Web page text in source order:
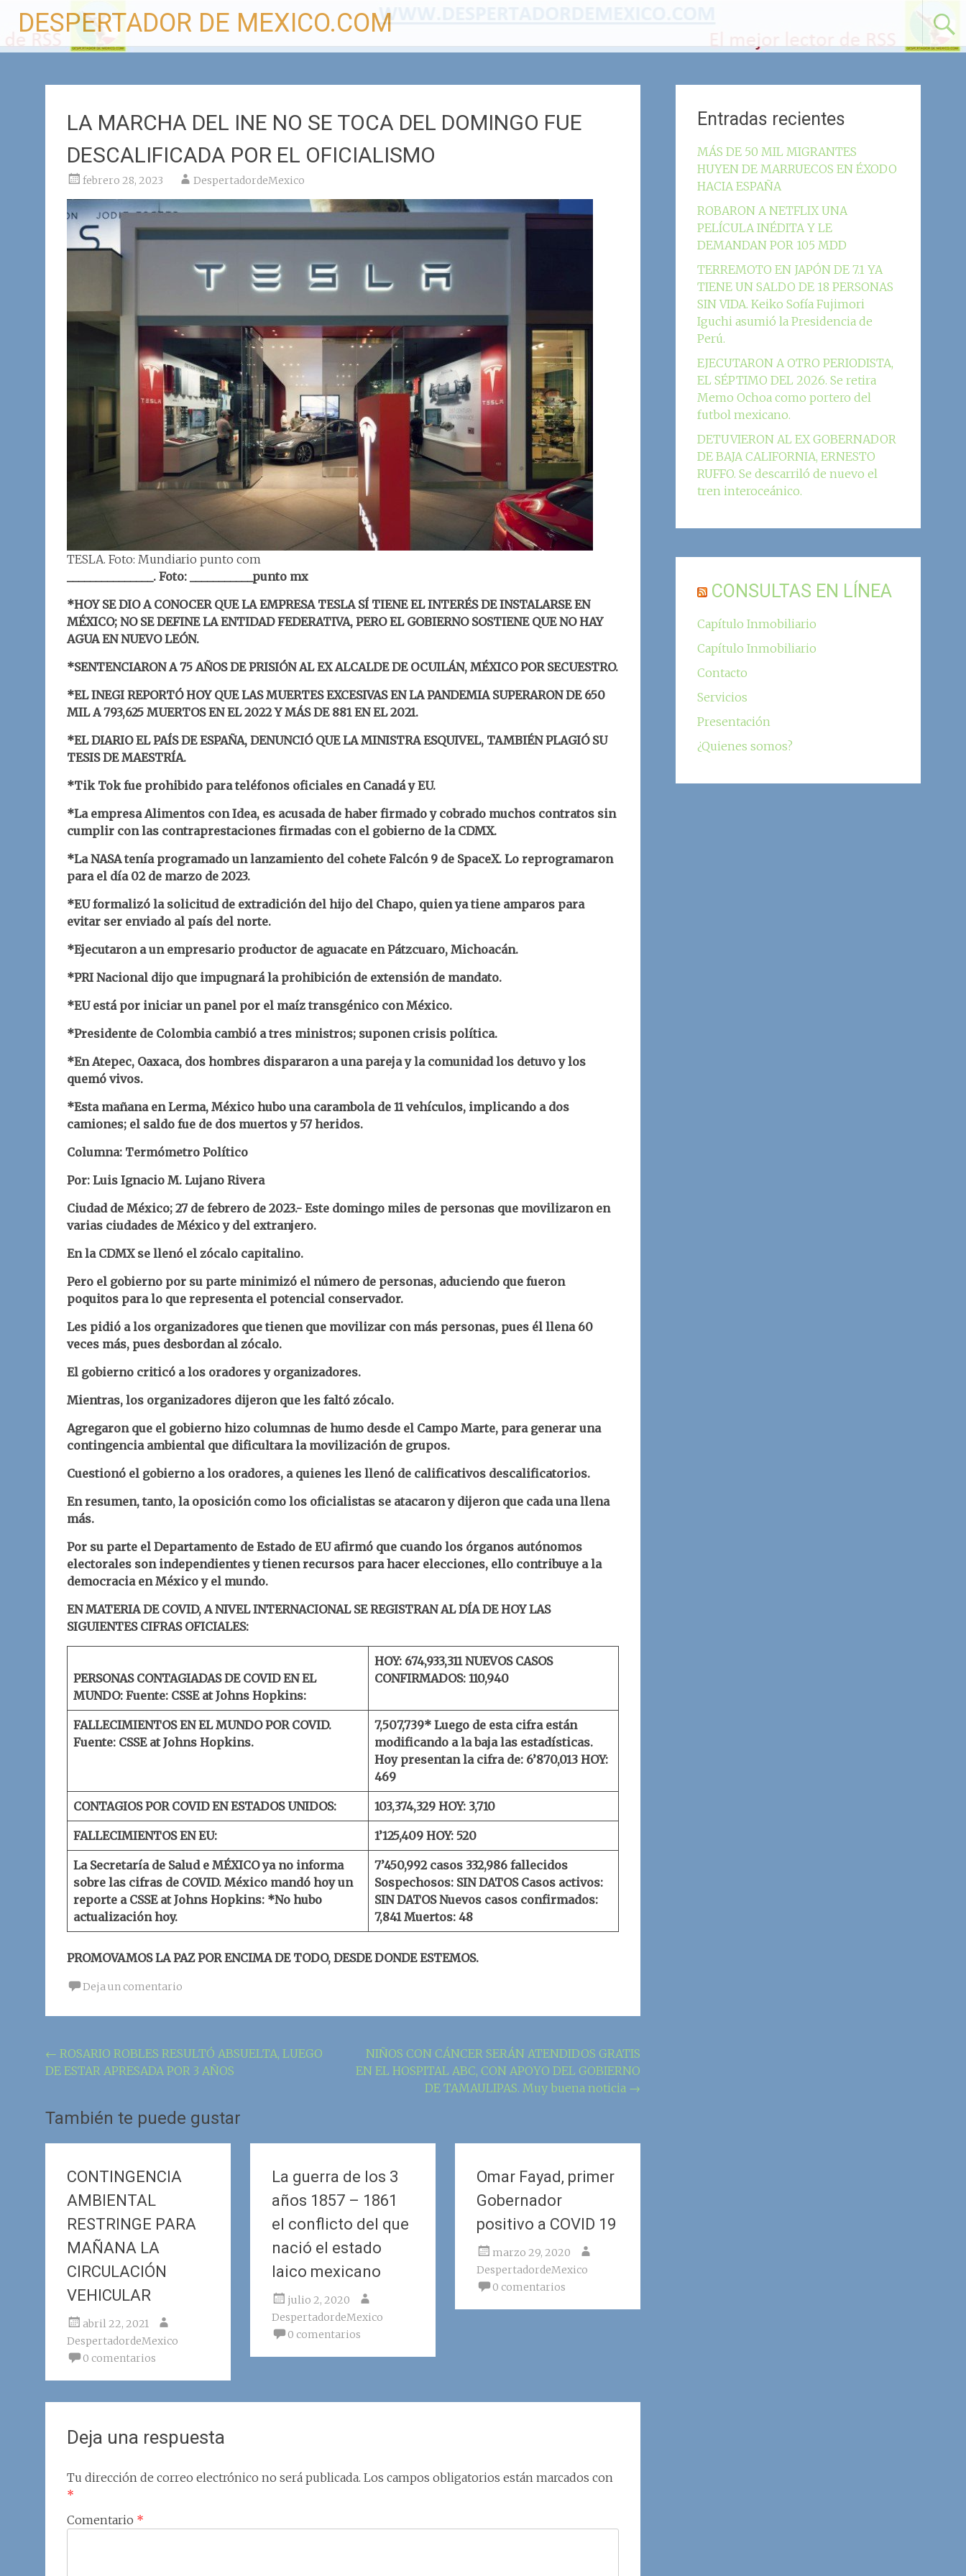
contenido
DESPERTADOR DE MEXICO.COM
LA MARCHA DEL INE NO SE TOCA DEL DOMINGO FUE
DESCALIFICADA POR EL OFICIALISMO
febrero 28, 2023 DespertadordeMexico
TESLA. Foto: Mundiario punto com
_______________. Foto: ___________punto mx
*HOY SE DIO A CONOCER QUE LA EMPRESA TESLA SÍ TIENE EL INTERÉS DE INSTALARSE EN
MÉXICO; NO SE DEFINE LA ENTIDAD FEDERATIVA, PERO EL GOBIERNO SOSTIENE QUE NO HAY
AGUA EN NUEVO LEÓN.
*SENTENCIARON A 75 AÑOS DE PRISIÓN AL EX ALCALDE DE OCUILÁN, MÉXICO POR SECUESTRO.
*EL INEGI REPORTÓ HOY QUE LAS MUERTES EXCESIVAS EN LA PANDEMIA SUPERARON DE 650
MIL A 793,625 MUERTOS EN EL 2022 Y MÁS DE 881 EN EL 2021.
*EL DIARIO EL PAÍS DE ESPAÑA, DENUNCIÓ QUE LA MINISTRA ESQUIVEL, TAMBIÉN PLAGIÓ SU
TESIS DE MAESTRÍA.
*Tik Tok fue prohibido para teléfonos oficiales en Canadá y EU.
*La empresa Alimentos con Idea, es acusada de haber firmado y cobrado muchos contratos sin
cumplir con las contraprestaciones firmadas con el gobierno de la CDMX.
*La NASA tenía programado un lanzamiento del cohete Falcón 9 de SpaceX. Lo reprogramaron
para el día 02 de marzo de 2023.
*EU formalizó la solicitud de extradición del hijo del Chapo, quien ya tiene amparos para
evitar ser enviado al país del norte.
*Ejecutaron a un empresario productor de aguacate en Pátzcuaro, Michoacán.
*PRI Nacional dijo que impugnará la prohibición de extensión de mandato.
*EU está por iniciar un panel por el maíz transgénico con México.
*Presidente de Colombia cambió a tres ministros; suponen crisis política.
*En Atepec, Oaxaca, dos hombres dispararon a una pareja y la comunidad los detuvo y los
quemó vivos.
*Esta mañana en Lerma, México hubo una carambola de 11 vehículos, implicando a dos
camiones; el saldo fue de dos muertos y 57 heridos.
Columna: Termómetro Político
Por: Luis Ignacio M. Lujano Rivera
Ciudad de México; 27 de febrero de 2023.- Este domingo miles de personas que movilizaron en
varias ciudades de México y del extranjero.
En la CDMX se llenó el zócalo capitalino.
Pero el gobierno por su parte minimizó el número de personas, aduciendo que fueron
poquitos para lo que representa el potencial conservador.
Les pidió a los organizadores que tienen que movilizar con más personas, pues él llena 60
veces más, pues desbordan al zócalo.
El gobierno criticó a los oradores y organizadores.
Mientras, los organizadores dijeron que les faltó zócalo.
Agregaron que el gobierno hizo columnas de humo desde el Campo Marte, para generar una
contingencia ambiental que dificultara la movilización de grupos.
Cuestionó el gobierno a los oradores, a quienes les llenó de calificativos descalificatorios.
En resumen, tanto, la oposición como los oficialistas se atacaron y dijeron que cada una llena
más.
Por su parte el Departamento de Estado de EU afirmó que cuando los órganos autónomos
electorales son independientes y tienen recursos para hacer elecciones, ello contribuye a la
democracia en México y el mundo.
EN MATERIA DE COVID, A NIVEL INTERNACIONAL SE REGISTRAN AL DÍA DE HOY LAS
SIGUIENTES CIFRAS OFICIALES:
PERSONAS CONTAGIADAS DE COVID EN EL
MUNDO: Fuente: CSSE at Johns Hopkins:
HOY: 674,933,311 NUEVOS CASOS
CONFIRMADOS: 110,940
FALLECIMIENTOS EN EL MUNDO POR COVID.
Fuente: CSSE at Johns Hopkins.
7,507,739* Luego de esta cifra están
modificando a la baja las estadísticas.
Hoy presentan la cifra de: 6’870,013 HOY:
469
CONTAGIOS POR COVID EN ESTADOS UNIDOS: 103,374,329 HOY: 3,710
FALLECIMIENTOS EN EU: 1’125,409 HOY: 520
La Secretaría de Salud e MÉXICO ya no informa
sobre las cifras de COVID. México mandó hoy un
reporte a CSSE at Johns Hopkins: *No hubo
actualización hoy.
7’450,992 casos 332,986 fallecidos
Sospechosos: SIN DATOS Casos activos:
SIN DATOS Nuevos casos confirmados:
7,841 Muertos: 48
PROMOVAMOS LA PAZ POR ENCIMA DE TODO, DESDE DONDE ESTEMOS.
Deja un comentario
Navegación
de
entrada
← ROSARIO ROBLES RESULTÓ ABSUELTA, LUEGO
DE ESTAR APRESADA POR 3 AÑOS
NIÑOS CON CÁNCER SERÁN ATENDIDOS GRATIS
EN EL HOSPITAL ABC, CON APOYO DEL GOBIERNO
DE TAMAULIPAS. Muy buena noticia →
También te puede gustar
CONTINGENCIA
AMBIENTAL
RESTRINGE PARA
MAÑANA LA
CIRCULACIÓN
VEHICULAR
abril 22, 2021
DespertadordeMexico
0 comentarios
La guerra de los 3
años 1857 – 1861
el conflicto del que
nació el estado
laico mexicano
julio 2, 2020
DespertadordeMexico
0 comentarios
Omar Fayad, primer
Gobernador
positivo a COVID 19
marzo 29, 2020
DespertadordeMexico
0 comentarios
Deja una respuesta
Tu dirección de correo electrónico no será publicada. Los campos obligatorios están marcados con
*
Comentario *
Entradas recientes
MÁS DE 50 MIL MIGRANTES
HUYEN DE MARRUECOS EN ÉXODO
HACIA ESPAÑA
ROBARON A NETFLIX UNA
PELÍCULA INÉDITA Y LE
DEMANDAN POR 105 MDD
TERREMOTO EN JAPÓN DE 7.1 YA
TIENE UN SALDO DE 18 PERSONAS
SIN VIDA. Keiko Sofía Fujimori
Iguchi asumió la Presidencia de
Perú.
EJECUTARON A OTRO PERIODISTA,
EL SÉPTIMO DEL 2026. Se retira
Memo Ochoa como portero del
futbol mexicano.
DETUVIERON AL EX GOBERNADOR
DE BAJA CALIFORNIA, ERNESTO
RUFFO. Se descarriló de nuevo el
tren interoceánico.
CONSULTAS EN LÍNEA
Capítulo Inmobiliario
Capítulo Inmobiliario
Contacto
Servicios
Presentación
¿Quienes somos?